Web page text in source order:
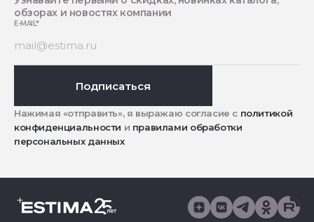
обзорах и новостях компании
E-MAIL*
Подписаться
Нажимая «отправить», я выражаю согласие с политикой
конфиденциальности и правилами обработки
персональных данных